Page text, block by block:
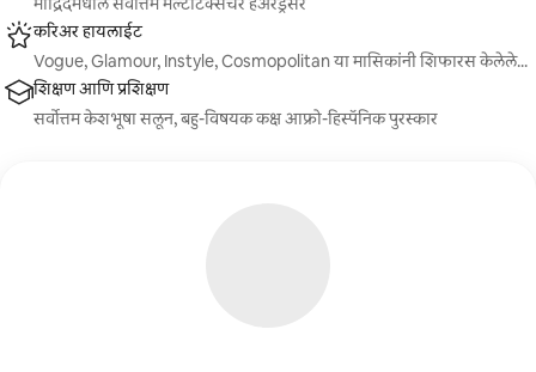
करिअर हायलाईट
Vogue, Glamour, Instyle, Cosmopolitan या मासिकांनी शिफारस केलेले...
शिक्षण आणि प्रशिक्षण
सर्वोत्तम केशभूषा सलून, बहु-विषयक कक्ष आफ्रो-हिस्पॅनिक पुरस्कार